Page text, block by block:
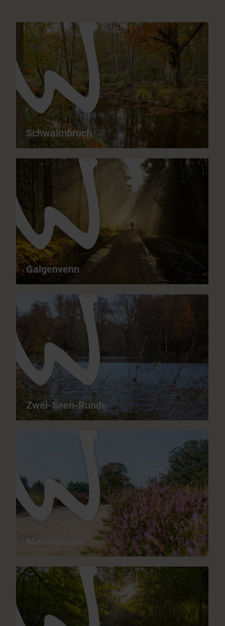
Schwalmbruch
Schwalmbruch - door een moerasbos en
15,5 km
matig moeilijk
Galgenvenn
Galgenvenn - Grensoverschrijdende
heidelandschappen
matig moeilijk
Zwei-Seen-Runde
het hele jaar door
Meinvennen
Meinvennen - Een prachtige ervaring voor
natuurliefhebbers
18,9 km
05:30 h
moeilijk
het hele jaar door